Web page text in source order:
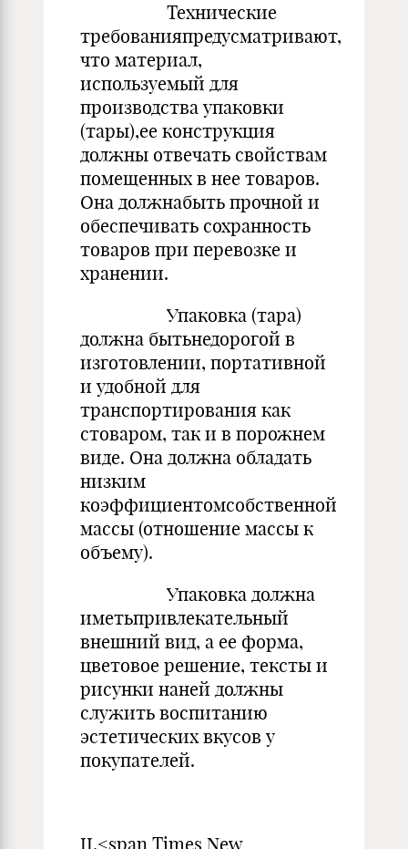
Технические
требованияпредусматривают,
что материал,
используемый для
производства упаковки
(тары),ее конструкция
долж­ны отвечать свойствам
помещенных в нее товаров.
Она должнабыть прочной и
обеспечивать сохранность
товаров при перевозке и
хранении.
Упаковка (тара)
должна бытьнедорогой в
изготовлении, портативной
и удобной для
транспортирования как
стоваром, так и в порожнем
виде. Она должна обладать
низким
коэффициентомсобственной
массы (отношение массы к
объему).
Упаковка должна
иметьпривлекательный
внешний вид, а ее фор­ма,
цветовое решение, тексты и
рисунки наней должны
служить воспитанию
эстетических вкусов у
покупателей.
II.<span Times New